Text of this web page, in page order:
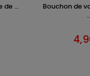
de ...
Bouchon de